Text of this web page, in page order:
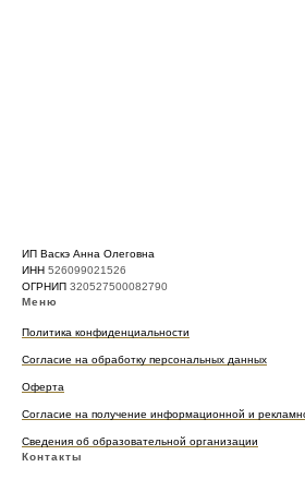
ИП Васкэ Анна Олеговна
ИНН 526099021526
ОГРНИП 320527500082790
Меню
Политика конфиденциальности
Согласие на обработку персональных данных
Оферта
Согласие на получение информационной и
Сведения об образовательной организации
Контакты